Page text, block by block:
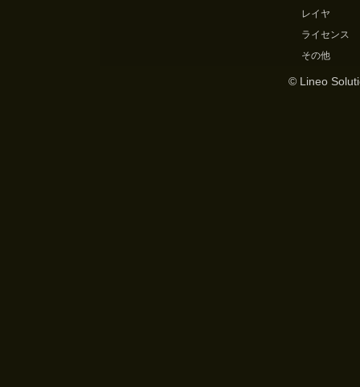
レイヤ
ライセンス
その他
© Lineo